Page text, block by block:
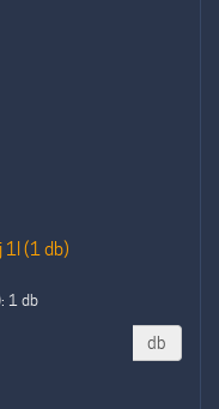
1l (1 db)
1 db
db